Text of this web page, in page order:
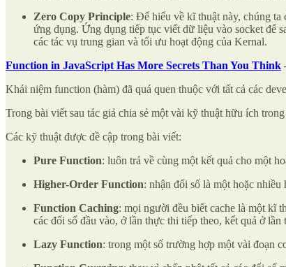
Zero Copy Principle: Để hiểu về kĩ thuật này, chúng
ứng dụng. Ứng dụng tiếp tục viết dữ liệu vào socket để
các tác vụ trung gian và tối ưu hoạt động của Kernal.
Function in JavaScript Has More Secrets Than You Think
Khái niệm function (hàm) đã quá quen thuộc với tất cả các
Trong bài viết sau tác giả chia sẻ một vài kỹ thuật hữu ích
Các kỹ thuật được đề cập trong bài viết:
Pure Function: luôn trả về cùng một kết quả cho một
Higher-Order Function: nhận đối số là một hoặc
Function Caching: mọi người đều biết cache là một kĩ
các đối số đầu vào, ở lần thực thi tiếp theo, kết quả ở
Lazy Function: trong một số trường hợp một vài đoạn